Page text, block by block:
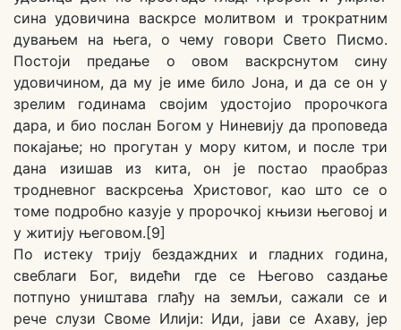
сина удовичина васкрсе молитвом и трократним
дувањем на њега, о чему говори Свето Писмо.
Постоји предање о овом васкрснутом сину
удовичином, да му је име било Јона, и да се он у
зрелим годинама својим удостојио пророчкога
дара, и био послан Богом у Ниневију да проповеда
покајање; но прогутан у мору китом, и после три
дана изишав из кита, он је постао праобраз
тродневног васкрсења Христовог, као што се о
томе подробно казује у пророчкој књизи његовој и
у житију његовом.[9]
По истеку трију бездаждних и гладних година,
свеблаги Бог, видећи где се Његово саздање
потпуно уништава глађу на земљи, сажали се и
рече слузи Своме Илији: Иди, јави се Ахаву, јер